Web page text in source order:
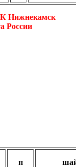
Нижнекамск
России
п